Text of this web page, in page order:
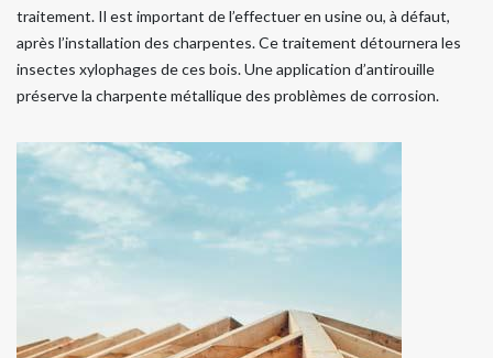
traitement. Il est important de l’effectuer en usine ou, à défaut,
après l’installation des charpentes. Ce traitement détournera les
insectes xylophages de ces bois. Une application d’antirouille
préserve la charpente métallique des problèmes de corrosion.